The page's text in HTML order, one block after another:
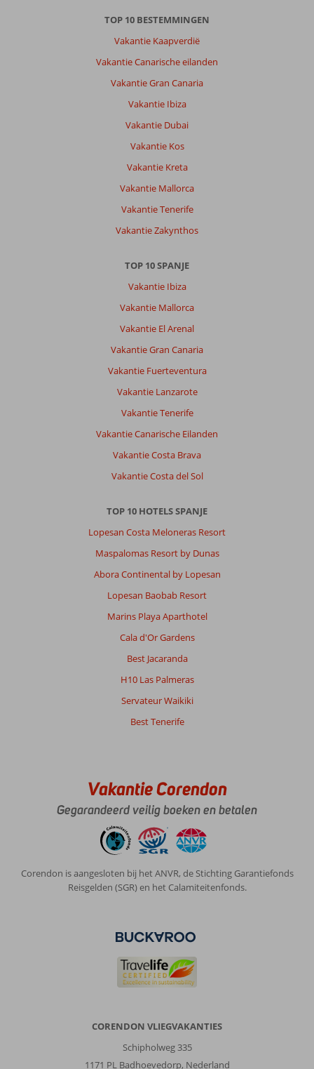
TOP 10 BESTEMMINGEN
Vakantie Kaapverdië
Vakantie Canarische eilanden
Vakantie Gran Canaria
Vakantie Ibiza
Vakantie Dubai
Vakantie Kos
Vakantie Kreta
Vakantie Mallorca
Vakantie Tenerife
Vakantie Zakynthos
TOP 10 SPANJE
Vakantie Ibiza
Vakantie Mallorca
Vakantie El Arenal
Vakantie Gran Canaria
Vakantie Fuerteventura
Vakantie Lanzarote
Vakantie Tenerife
Vakantie Canarische Eilanden
Vakantie Costa Brava
Vakantie Costa del Sol
TOP 10 HOTELS SPANJE
Lopesan Costa Meloneras Resort
Maspalomas Resort by Dunas
Abora Continental by Lopesan
Lopesan Baobab Resort
Marins Playa Aparthotel
Cala d'Or Gardens
Best Jacaranda
H10 Las Palmeras
Servateur Waikiki
Best Tenerife
Vakantie Corendon
Gegarandeerd veilig boeken en betalen
Corendon is aangesloten bij het ANVR, de Stichting Garantiefonds
Reisgelden (SGR) en het Calamiteitenfonds.
CORENDON VLIEGVAKANTIES
Schipholweg 335
1171 PL Badhoevedorp, Nederland